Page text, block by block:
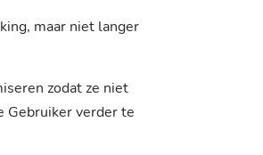
maar niet langer
zodat ze niet
Gebruiker verder te